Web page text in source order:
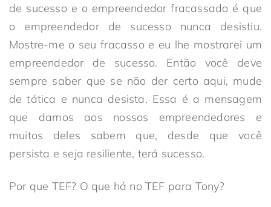
de sucesso e o empreendedor fracassado é que
o empreendedor de sucesso nunca desistiu.
Mostre-me o seu fracasso e eu lhe mostrarei um
empreendedor de sucesso. Então você deve
sempre saber que se não der certo aqui, mude
de tática e nunca desista. Essa é a mensagem
que damos aos nossos empreendedores e
muitos deles sabem que, desde que você
persista e seja resiliente, terá sucesso.
Por que TEF? O que há no TEF para Tony?